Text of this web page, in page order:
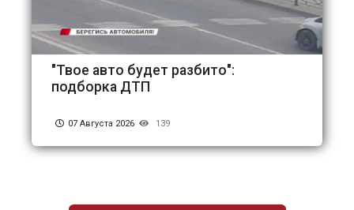
"Твое авто будет разбито":
подборка ДТП
07 Августа 2026 139